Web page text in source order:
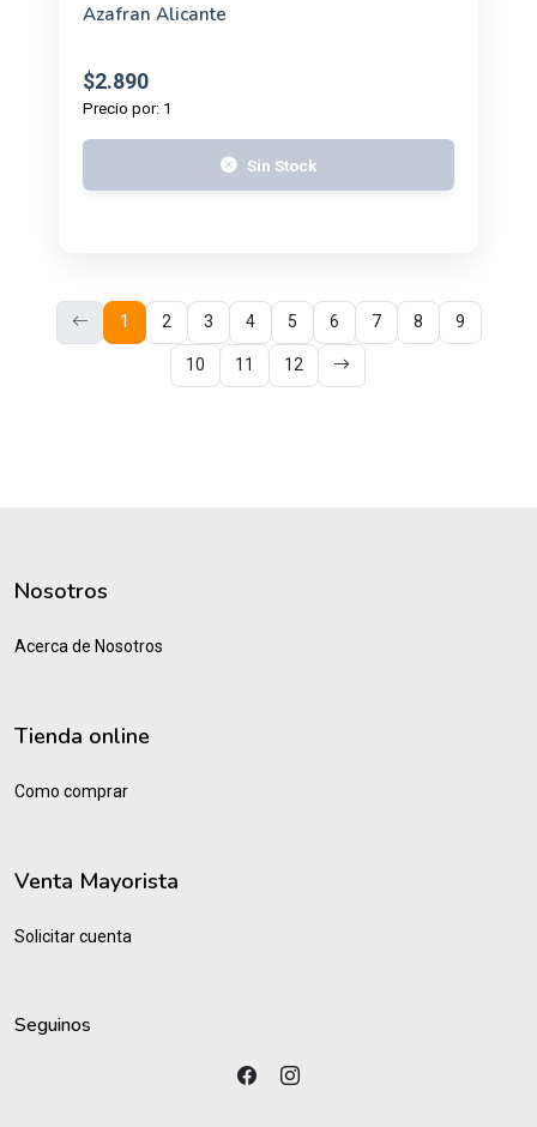
Azafran Alicante
$2.890
Precio por: 1
Sin Stock
1 2 3 4 5 6 7 8 9
10 11 12
Nosotros
Acerca de Nosotros
Tienda online
Como comprar
Venta Mayorista
Solicitar cuenta
Seguinos